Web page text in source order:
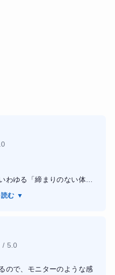
わゆる「締まりのない体
た。夏に海へ行く予定があ
ーナー全員が大会入賞者レ
が段違いでした。トレーニ
ちらの限界を見極めた上で
人では絶対に到達できない
読む ▼
/ 5.0
ので、モニターのような感